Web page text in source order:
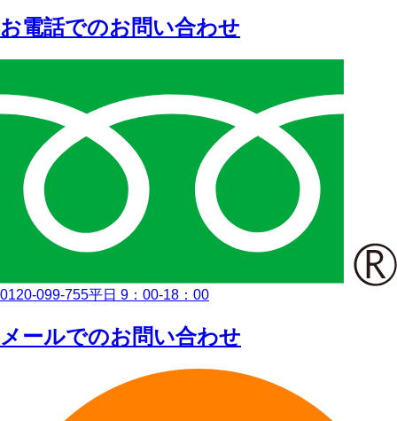
お電話でのお問い合わせ
0120-099-755平日 9：00-18：00
メールでのお問い合わせ